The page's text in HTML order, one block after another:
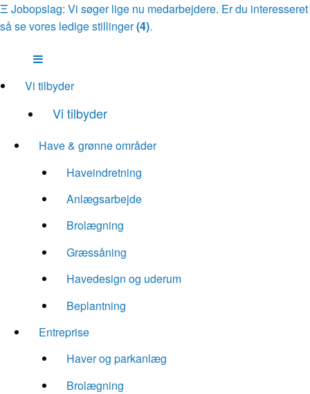
Ξ Jobopslag: Vi søger lige nu medarbejdere. Er du interesseret
så se vores ledige stillinger(4).
Vi tilbyder
Vi tilbyder
Have & grønne områder
Haveindretning
Anlægsarbejde
Brolægning
Græssåning
Havedesign og uderum
Beplantning
Entreprise
Haver og parkanlæg
Brolægning